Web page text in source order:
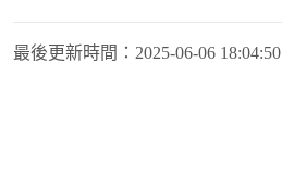
最後更新時間： 2025-06-06 18:04:50